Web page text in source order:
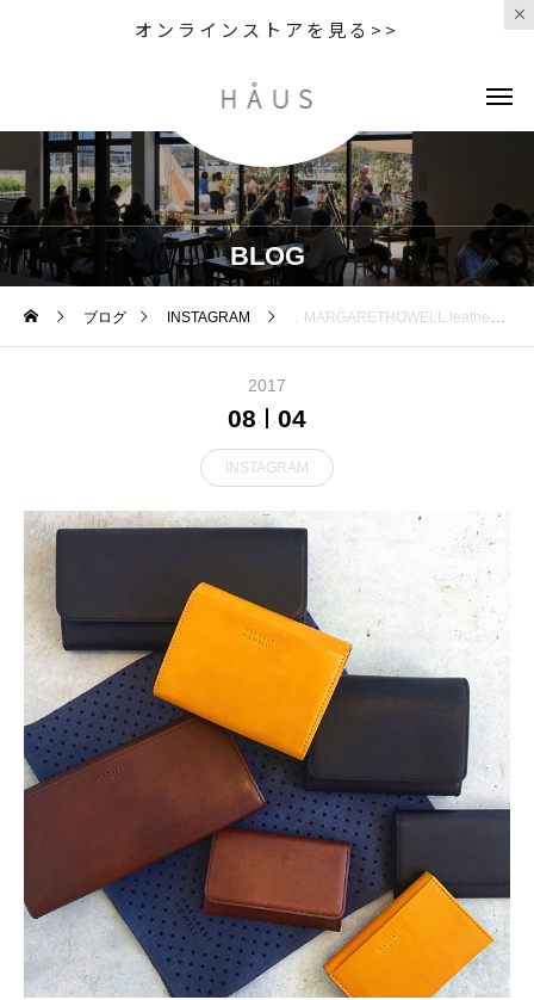
オンラインストアを見る>>
BLOG
ブログ INSTAGRAM ．MARGARETHOWELL.leather wallet．秋の色のお財布届きました．セールも終わってあっというまに秋の色が店頭にたっくさん溢れかえってます。1年って本当に早いもんですね。．紹介も何からしてよいやら悩む、悩む。気持ちは秋モード。．くわしくは@haus_howell へ．#margarethowell #leatherwallet#leather#wallet#革#お財布#hausmatsue #島根 #松江
2017
08 04
INSTAGRAM